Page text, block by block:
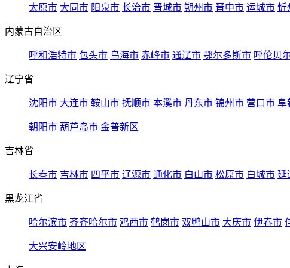
太原市 大同市 阳泉市 长治市 晋城市 朔州市 晋中市 运城市 忻
内蒙古自治区
呼和浩特市 包头市 乌海市 赤峰市 通辽市 鄂尔多斯市 呼伦贝
辽宁省
沈阳市 大连市 鞍山市 抚顺市 本溪市 丹东市 锦州市 营口市 阜
朝阳市 葫芦岛市 金普新区
吉林省
长春市 吉林市 四平市 辽源市 通化市 白山市 松原市 白城市 延
黑龙江省
哈尔滨市 齐齐哈尔市 鸡西市 鹤岗市 双鸭山市 大庆市 伊春市
大兴安岭地区